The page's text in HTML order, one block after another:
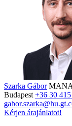
Szarka Gábor
Budapest +36 30
Kérjen árajánlatot!